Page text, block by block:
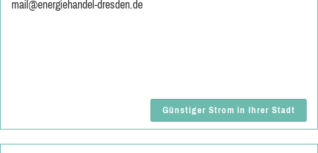
mail@energiehandel-dresden.de
Günstiger Strom in Ihrer Stadt